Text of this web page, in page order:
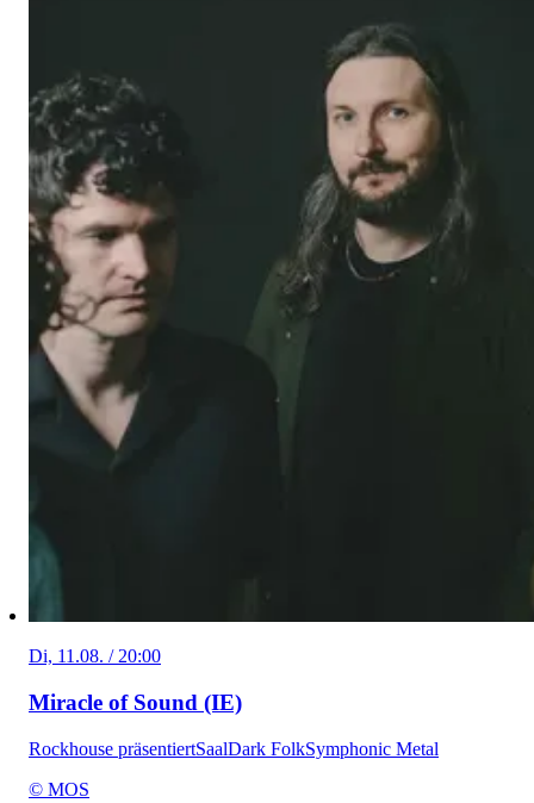
Di, 11.08. / 20:00
Miracle of Sound (IE)
Rockhouse präsentiertSaalDark FolkSymphonic Metal
© MOS